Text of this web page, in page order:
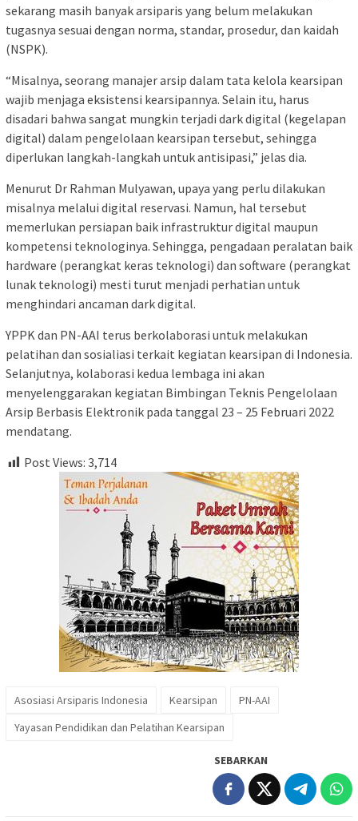
sekarang masih banyak arsiparis yang belum melakukan
tugasnya sesuai dengan norma, standar, prosedur, dan kaidah
(NSPK).
“Misalnya, seorang manajer arsip dalam tata kelola kearsipan
wajib menjaga eksistensi kearsipannya. Selain itu, harus
disadari bahwa sangat mungkin terjadi dark digital (kegelapan
digital) dalam pengelolaan kearsipan tersebut, sehingga
diperlukan langkah-langkah untuk antisipasi,” jelas dia.
Menurut Dr Rahman Mulyawan, upaya yang perlu dilakukan
misalnya melalui digital reservasi. Namun, hal tersebut
memerlukan persiapan baik infrastruktur digital maupun
kompetensi teknologinya. Sehingga, pengadaan peralatan baik
hardware (perangkat keras teknologi) dan software (perangkat
lunak teknologi) mesti turut menjadi perhatian untuk
menghindari ancaman dark digital.
YPPK dan PN-AAI terus berkolaborasi untuk melakukan
pelatihan dan sosialiasi terkait kegiatan kearsipan di Indonesia.
Selanjutnya, kolaborasi kedua lembaga ini akan
menyelenggarakan kegiatan Bimbingan Teknis Pengelolaan
Arsip Berbasis Elektronik pada tanggal 23 – 25 Februari 2022
mendatang.
Post Views: 3,714
Asosiasi Arsiparis Indonesia Kearsipan
PN-AAI
Yayasan Pendidikan dan Pelatihan Kearsipan
SEBARKAN